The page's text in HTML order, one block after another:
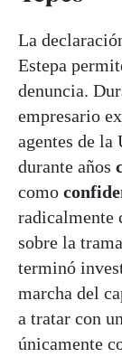
La
Estepa
denuncia.
empresario
agentes de la
durante años
como
radicalmente
sobre la
terminó
marcha del
a tratar con
únicamente